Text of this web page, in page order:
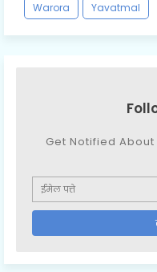
Warora
Yavatmal
Get Notified